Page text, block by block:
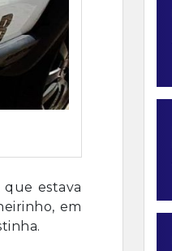
estava
em